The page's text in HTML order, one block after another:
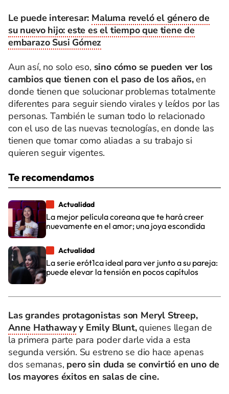
Le puede interesar: Maluma reveló el género de
su nuevo hijo: este es el tiempo que tiene de
embarazo Susi Gómez
Aun así, no solo eso, sino cómo se pueden ver los
cambios que tienen con el paso de los años,en
donde tienen que solucionar problemas totalmente
diferentes para seguir siendo virales y leídos por las
personas. También le suman todo lo relacionado
con el uso de las nuevas tecnologías, en donde las
tienen que tomar como aliadas a su trabajo si
quieren seguir vigentes.
Te recomendamos
Actualidad
La mejor película coreana que te hará creer
nuevamente en el amor; una joya escondida
Actualidad
La serie erót1ca ideal para ver junto a su pareja:
puede elevar la tensión en pocos capítulos
Las grandes protagonistas son Meryl Streep,
Anne Hathawayy Emily Blunt,quienes llegan de
la primera parte para poder darle vida a esta
segunda versión. Su estreno se dio hace apenas
dos semanas, pero sin duda se convirtió en uno de
los mayores éxitos en salas de cine.